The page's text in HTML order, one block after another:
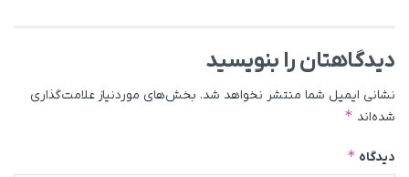
دیدگاهتان را بنویسید
نشانی ایمیل شما منتشر نخواهد شد. بخش‌های موردنیاز علامت‌گذاری
شده‌اند *
دیدگاه *